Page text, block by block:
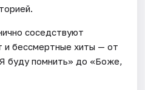
соседствуют
и бессмертные хиты — от
буду помнить» до «Боже,